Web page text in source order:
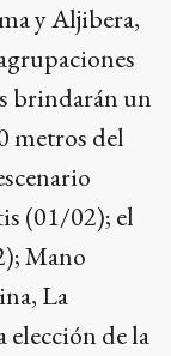
y Aljibera,
brindarán un
metros del
(01/02); el
Mano
La
de la